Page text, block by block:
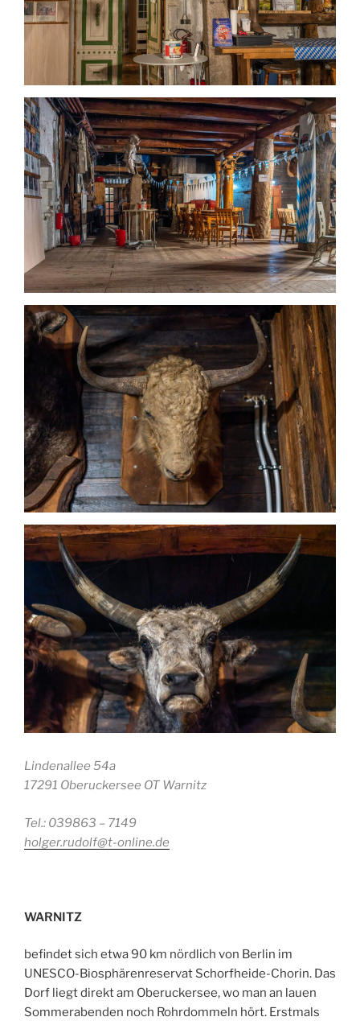
Lindenallee 54a
17291 Oberuckersee OT Warnitz
Tel.: 039863 – 7149
holger.rudolf@t-online.de
WARNITZ
befindet sich etwa 90 km nördlich von Berlin im
UNESCO-Biosphärenreservat Schorfheide-Chorin. Das
Dorf liegt direkt am Oberuckersee, wo man an lauen
Sommerabenden noch Rohrdommeln hört. Erstmals